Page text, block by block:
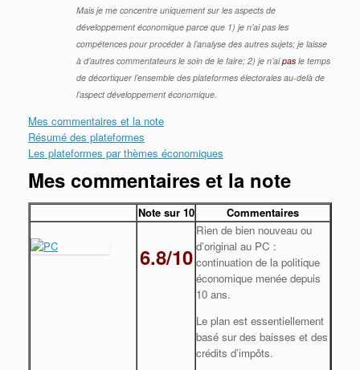
Mais je me concentre uniquement sur les aspects de
développement économique parce que 1) je n’ai pas les
compétences pour procéder à l’analyse des autres sujets; je laisse
à d’autres commentateurs le soin de le faire; 2) je n’aipas le temps
de décortiquer l’ensemble des plateformes électorales au-delà de
l’aspect développement économique.
Mes commentaires et la note
Résumé des plateformes
Les plateformes par thèmes économiques
Mes commentaires et la note
Note sur 10 Commentaires
6.8/10
Rien de bien nouveau ou
d’original au PC :
continuation de la politique
économique menée depuis
10 ans.
Le plan est essentiellement
basé sur des baisses et des
crédits d’impôts.